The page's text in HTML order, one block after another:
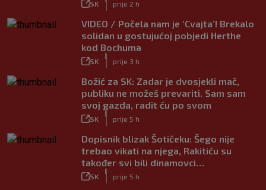
SK prije 2 h
VIDEO / Počela nam je ‘Cvajta’! Brekalo
solidan u gostujućoj pobjedi Herthe
kod Bochuma
SK prije 3 h
Božić za SK: Zadar je dvosjekli mač,
publiku ne možeš prevariti. Sam sam
svoj gazda, radit ću po svom
SK prije 5 h
Dopisnik blizak Šotičeku: Šego nije
trebao vikati na njega, Rakitiću su
također svi bili dinamovci…
SK prije 5 h